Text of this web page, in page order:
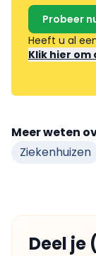
Probeer
Heeft u al
Klik hier om
Meer weten
Ziekenhuizen
Deel